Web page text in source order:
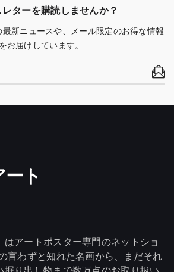
レターを購読しませんか？
最新ニュースや、メール限定のお得な情報
をお届けしています。
ト
はアートポスター専門のネットショ
言わずと知れた名画から、まだそれ